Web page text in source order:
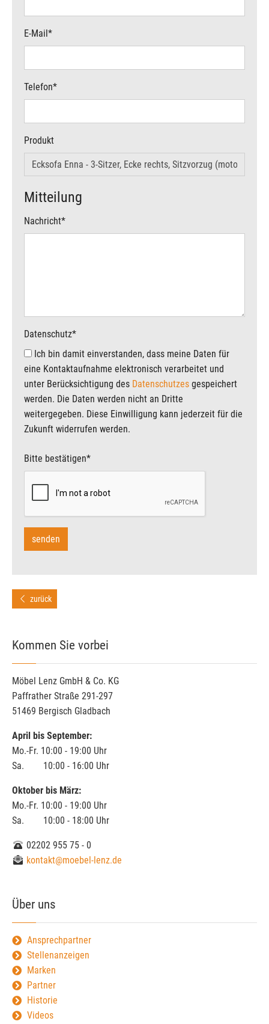
E-Mail*
Telefon*
Produkt
Mitteilung
Nachricht*
Datenschutz*
eine Kontaktaufnahme elektronisch verarbeitet und
unter Berücksichtigung des Datenschutzes gespeichert
werden. Die Daten werden nicht an Dritte
weitergegeben. Diese Einwilligung kann jederzeit für die
Zukunft widerrufen werden.
Bitte bestätigen*
zurück
Kommen Sie vorbei
Möbel Lenz GmbH & Co. KG
Paffrather Straße 291-297
51469 Bergisch Gladbach
April bis September:
Mo.-Fr. 10:00 - 19:00 Uhr
Sa. 10:00 - 16:00 Uhr
Oktober bis März:
Mo.-Fr. 10:00 - 19:00 Uhr
Sa. 10:00 - 18:00 Uhr
02202 955 75 - 0
kontakt@moebel-lenz.de
Über uns
Ansprechpartner
Stellenanzeigen
Marken
Partner
Historie
Videos